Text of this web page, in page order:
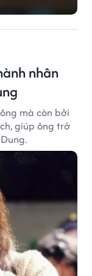
nhân
mà còn bởi
giúp ông trở